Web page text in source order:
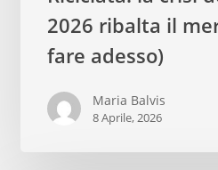
Plastica2026 ribalta il
fare adesso)
Maria Balvis
8 Aprile, 2026